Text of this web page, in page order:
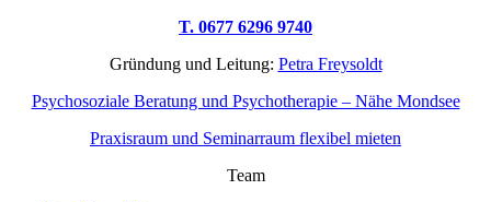
T. 0677 6296 9740
Gründung und Leitung: Petra Freysoldt
Psychosoziale Beratung und Psychotherapie – Nähe Mondsee
Praxisraum und Seminarraum flexibel mieten
Team